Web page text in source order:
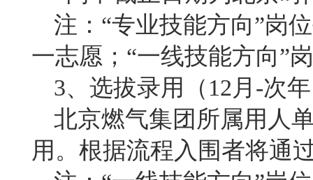
注：“专业技能方向”岗
一志愿；“一线技能方向”
3、选拔录用（12月-次
北京燃气集团所属用人
用。根据流程入围者将通